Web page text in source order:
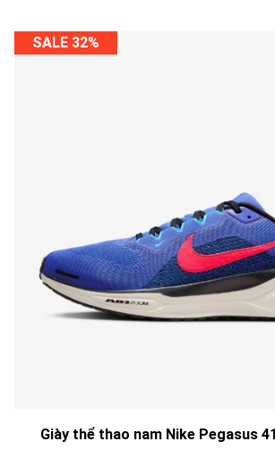
SALE 32%
Giày thể thao nam Nike Pegasus